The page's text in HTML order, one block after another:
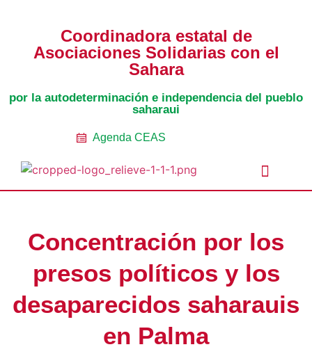
Coordinadora estatal de
Asociaciones Solidarias con el
Sahara
por la autodeterminación e independencia del pueblo
saharaui
Agenda CEAS
Concentración por los
presos políticos y los
desaparecidos saharauis
en Palma